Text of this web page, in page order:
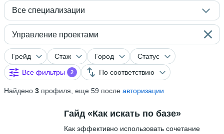
Все специализации
Управление проектами
Грейд Стаж Город
Статус
Все фильтры
2 По соответствию
Найдено 3 профиля, еще 59 после авторизации
Гайд «Как искать по базе»
Как эффективно использовать сочетание